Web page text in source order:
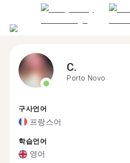
C.
Porto Novo
구사언어
프랑스어
학습언어
영어